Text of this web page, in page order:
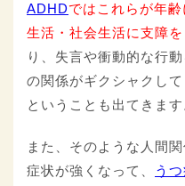
ADHDではこれらが年
生活・社会生活に支障を
り、失言や衝動的な行
の関係がギクシャクし
ということも出てきます
また、そのような人間
症状が強くなって、
う